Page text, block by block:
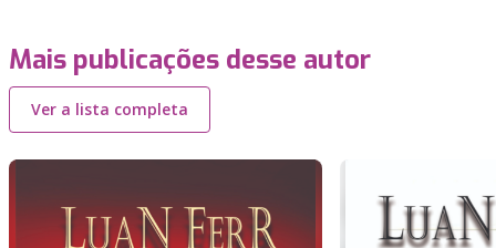
Mais publicações desse autor
Ver a lista completa